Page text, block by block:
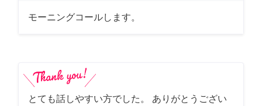
モーニングコールします。
とても話しやすい方でした。 ありがとうござい